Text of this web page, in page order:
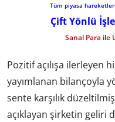
Tüm piyasa
Çift Yönlü
Sanal Para ile
Pozitif açılışa ilerleyen
yayımlanan bilançoyla
sente karşılık
açıklayan şirketin geliri